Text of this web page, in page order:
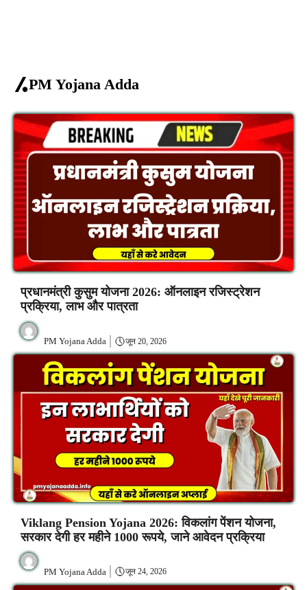
PM Yojana Adda
प्रधानमंत्री कुसुम योजना 2026: ऑनलाइन रजिस्ट्रेशन
प्रक्रिया, लाभ और पात्रता
PM Yojana Adda जून 20, 2026
Viklang Pension Yojana 2026: विकलांग पेंशन योजना,
सरकार देगी हर महीने 1000 रूपये, जाने आवेदन प्रक्रिया
PM Yojana Adda जून 24, 2026